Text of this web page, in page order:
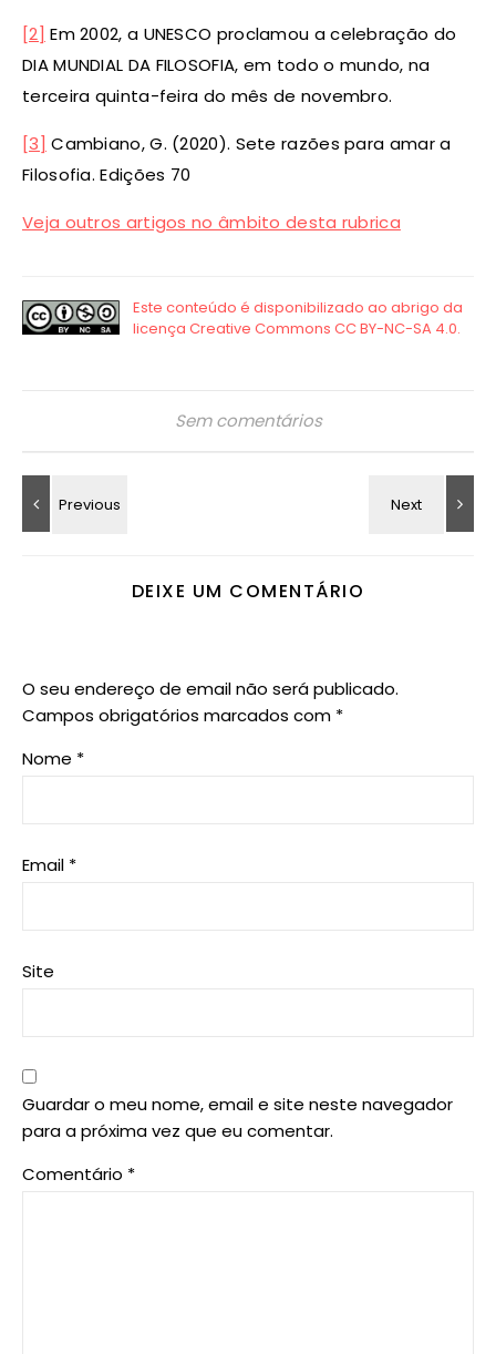
[2] Em 2002, a UNESCO proclamou a celebração do
DIA MUNDIAL DA FILOSOFIA, em todo o mundo, na
terceira quinta-feira do mês de novembro.
[3] Cambiano, G. (2020). Sete razões para amar a
Filosofia. Edições 70
Veja outros artigos no âmbito desta rubrica
Sem comentários
DEIXE UM COMENTÁRIO
O seu endereço de email não será publicado.
Campos obrigatórios marcados com *
Nome *
Email *
Site
Guardar o meu nome, email e site neste navegador
para a próxima vez que eu comentar.
Comentário *